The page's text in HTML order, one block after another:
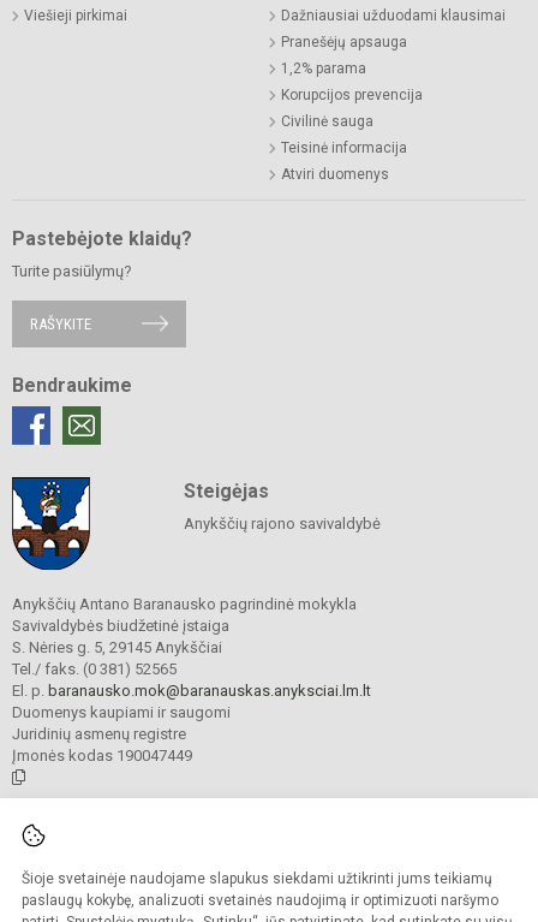
Šioje svetainėje naudojame slapukus siekdami užtikrinti jums teikiamų
paslaugų kokybę, analizuoti svetainės naudojimą ir optimizuoti naršymo
Viešieji pirkimai
Dažniausiai užduodami klausimai
Pranešėjų apsauga
1,2% parama
Korupcijos prevencija
Civilinė sauga
Teisinė informacija
Atviri duomenys
Pastebėjote klaidų?
Turite pasiūlymų?
RAŠYKITE
Bendraukime
Steigėjas
Anykščių rajono savivaldybė
Anykščių Antano Baranausko pagrindinė mokykla
Savivaldybės biudžetinė įstaiga
S. Nėries g. 5, 29145 Anykščiai
Tel./ faks. (0 381) 52565
El. p. baranausko.mok@baranauskas.anyksciai.lm.lt
Duomenys kaupiami ir saugomi
Juridinių asmenų registre
Įmonės kodas 190047449
Kopijuoti turinį be raštiško mokyklos administracijos sutikimo griežtai
draudžiama.